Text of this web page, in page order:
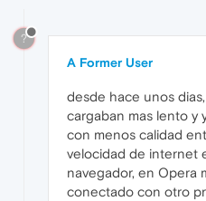
?
A Former User
desde hace unos
cargaban mas lento y
con menos calidad
velocidad de internet
navegador, en Opera
conectado con otro